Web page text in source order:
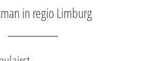
in regio Limburg